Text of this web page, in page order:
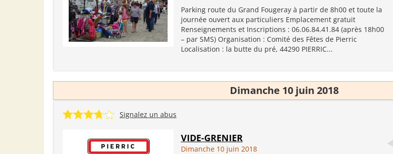
Parking route du Grand Fougeray à partir de 8h00 et toute la
journée ouvert aux particuliers Emplacement gratuit
Renseignements et Inscriptions : 06.06.84.41.84 (après 18h00
– par SMS) Organisation : Comité des Fêtes de Pierric
Localisation : la butte du pré, 44290 PIERRIC...
Dimanche 10 juin 2018
Signalez un abus
VIDE-GRENIER
Dimanche 10 juin 2018